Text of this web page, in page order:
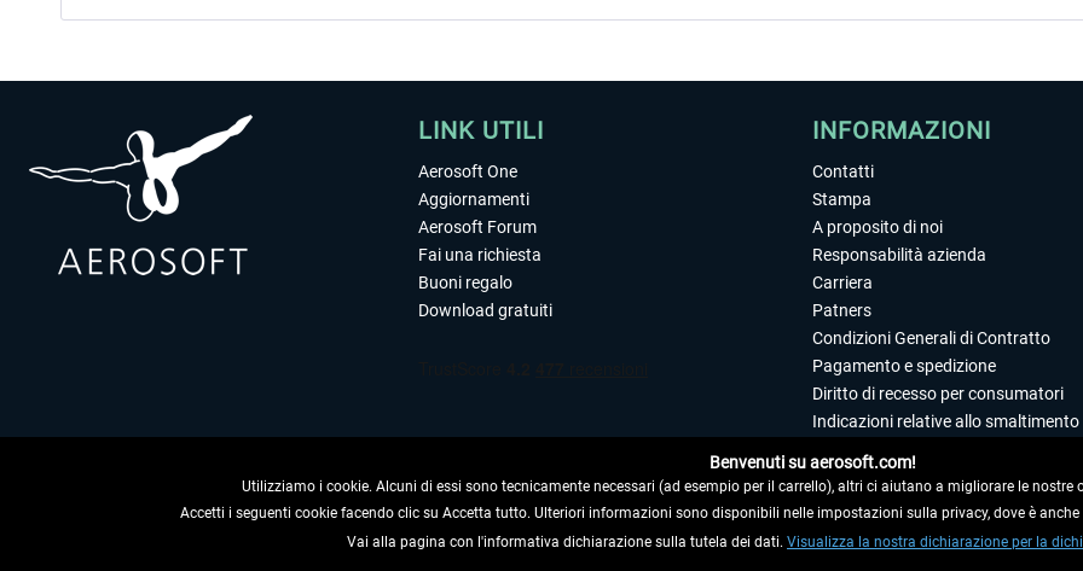
LINK UTILI
Aerosoft One
Aggiornamenti
Aerosoft Forum
Fai una richiesta
Buoni regalo
Download gratuiti
RECEDERE DAL CONTRATTO
INFORMAZIONI
Contatti
Stampa
A proposito di noi
Responsabilità azienda
Carriera
Patners
Condizioni Generali di Contratto
Pagamento e spedizione
Diritto di recesso per consumatori
Indicazioni relative allo smaltimento
Editoriale
Benvenuti su aerosoft.com!
Utilizziamo i cookie. Alcuni di essi sono tecnicamente necessari (ad esempio per il carrello), altri ci aiutano a migliorare le nostre
Accetti i seguenti cookie facendo clic su Accetta tutto. Ulteriori informazioni sono disponibili nelle impostazioni sulla privacy, dove è
Vai alla pagina con l'informativa dichiarazione sulla tutela dei dati. Visualizza la nostra dichiarazione per la